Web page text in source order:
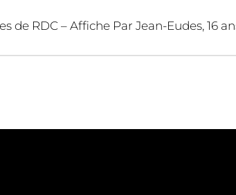
de RDC – Affiche Par Jean-Eudes, 16